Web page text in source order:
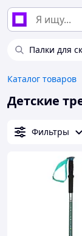
Палки для
Каталог товаров
Детские
Фильтры